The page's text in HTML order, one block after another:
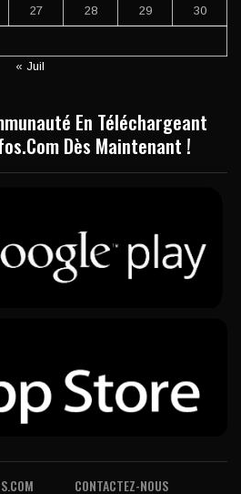
27 28 29 30
« Juil
En Téléchargeant
Dès Maintenant !
CONTACTEZ-NOUS